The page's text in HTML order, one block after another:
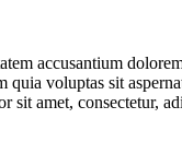
accusantium
voluptas sit
sit amet, consectetur,